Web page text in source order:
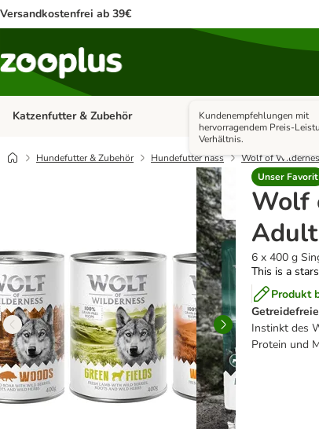
Versandkostenfrei ab 39€
Katzenfutter & Zubehör Kategorie-Menü öffnen:
Hundefutter & Zubehör
Hundefutter & Zubehör Hundefutter nass Wolf of
Unser Favorit
Kundenempfehlungen mit
hervorragendem Preis-
Verhältnis.
Wolf
6 x 400 g
This is a
Produkt
Instinkt des
Protein und